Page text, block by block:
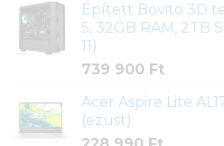
Épített Bovito 3D
5, 32GB RAM, 2TB
11)
739 900 Ft
Acer Aspire Lite
(ezüst)